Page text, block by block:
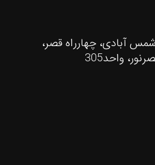
آبادی، چهارراه قصر،
واحد305